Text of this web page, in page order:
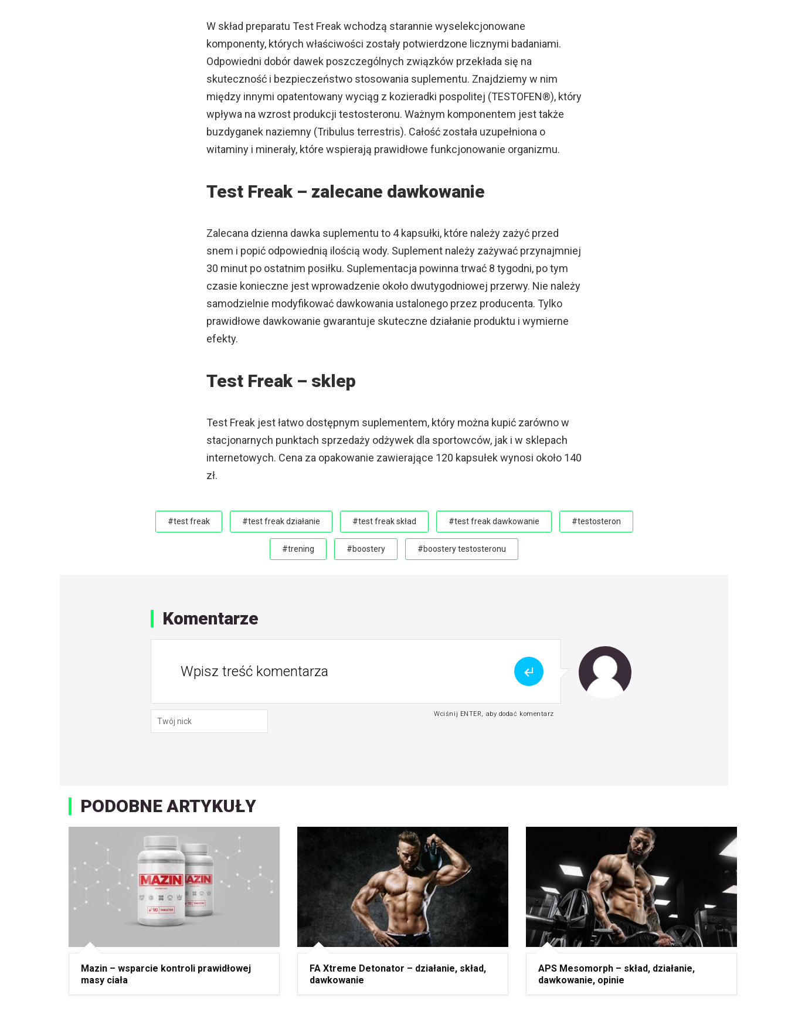
W skład preparatu Test Freak wchodzą starannie wyselekcjonowane
komponenty, których właściwości zostały potwierdzone licznymi badaniami.
Odpowiedni dobór dawek poszczególnych związków przekłada się na
skuteczność i bezpieczeństwo stosowania suplementu. Znajdziemy w nim
między innymi opatentowany wyciąg z kozieradki pospolitej (TESTOFEN®), który
wpływa na wzrost produkcji testosteronu. Ważnym komponentem jest także
buzdyganek naziemny (Tribulus terrestris). Całość została uzupełniona o
witaminy i minerały, które wspierają prawidłowe funkcjonowanie organizmu.
Test Freak – zalecane dawkowanie
Zalecana dzienna dawka suplementu to 4 kapsułki, które należy zażyć przed
snem i popić odpowiednią ilością wody. Suplement należy zażywać przynajmniej
30 minut po ostatnim posiłku. Suplementacja powinna trwać 8 tygodni, po tym
czasie konieczne jest wprowadzenie około dwutygodniowej przerwy. Nie należy
samodzielnie modyfikować dawkowania ustalonego przez producenta. Tylko
prawidłowe dawkowanie gwarantuje skuteczne działanie produktu i wymierne
efekty.
Test Freak – sklep
Test Freak jest łatwo dostępnym suplementem, który można kupić zarówno w
stacjonarnych punktach sprzedaży odżywek dla sportowców, jak i w sklepach
internetowych. Cena za opakowanie zawierające 120 kapsułek wynosi około 140
zł.
#test freak #test freak działanie #test freak skład #test freak dawkowanie #testosteron
#trening #boostery #boostery testosteronu
Komentarze
Wciśnij ENTER, aby dodać komentarz
PODOBNE ARTYKUŁY
Mazin – wsparcie kontroli prawidłowej
masy ciała
FA Xtreme Detonator – działanie, skład,
dawkowanie
APS Mesomorph – skład, działanie,
dawkowanie, opinie